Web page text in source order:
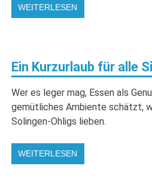
WEITERLESEN
Ein Kurzurlaub für alle
Wer es leger mag, Essen als
gemütliches Ambiente schätzt,
Solingen-Ohligs lieben.
WEITERLESEN